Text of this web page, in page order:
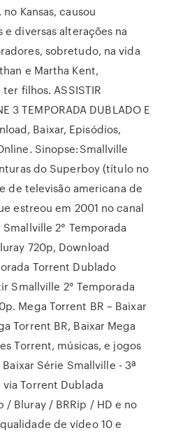
Kansas, causou
diversas alterações na
sobretudo, na vida
e Martha Kent,
filhos. ASSISTIR
3 TEMPORADA DUBLADO E
Baixar, Episódios,
Sinopse:Smallville
do Superboy (título no
de televisão americana de
estreou em 2001 no canal
Smallville 2° Temporada
720p, Download
Torrent Dublado
Smallville 2° Temporada
Mega Torrent BR – Baixar
Torrent BR, Baixar Mega
Torrent, músicas, e jogos
Baixar Série Smallville - 3ª
Torrent Dublada
/ Bluray / BRRip / HD e no
de vídeo 10 e